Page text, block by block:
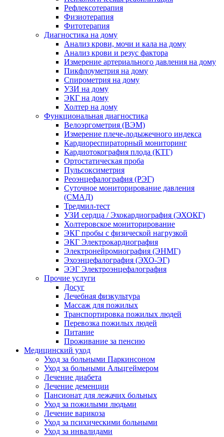
Рефлексотерапия
Физиотерапия
Фитотерапия
Диагностика на дому
Анализ крови, мочи и кала на дому
Анализ крови и резус фактора
Измерение артериального давления на дому
Пикфлоуметрия на дому
Спирометрия на дому
УЗИ на дому
ЭКГ на дому
Холтер на дому
Функциональная диагностика
Велоэргометрия (ВЭМ)
Измерение плече-лодыжечного индекса
Кардиореспираторный мониторинг
Кардиотокография плода (КТГ)
Ортостатическая проба
Пульсоксиметрия
Реоэнцефалография (РЭГ)
Суточное мониторирование давления
(СМАД)
Тредмил-тест
УЗИ сердца / Эхокардиография (ЭХОКГ)
Холтеровское мониторирование
ЭКГ пробы с физической нагрузкой
ЭКГ Электрокардиография
Электронейромиография (ЭНМГ)
Эхоэнцефалография (ЭХО-ЭГ)
ЭЭГ Электроэнцефалография
Прочие услуги
Досуг
Лечебная физкультура
Массаж для пожилых
Транспортировка пожилых людей
Перевозка пожилых людей
Питание
Проживание за пенсию
Медицинский уход
Уход за больными Паркинсоном
Уход за больными Альцгеймером
Лечение диабета
Лечение деменции
Пансионат для лежачих больных
Уход за пожилыми людьми
Лечение варикоза
Уход за психическими больными
Уход за инвалидами